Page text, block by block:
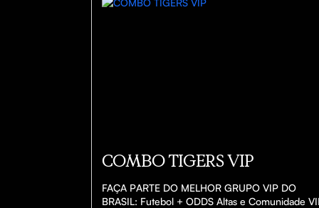
COMBO TIGERS VIP
FAÇA PARTE DO MELHOR GRUPO VIP DO
BRASIL: Futebol + ODDS Altas e Comunidade